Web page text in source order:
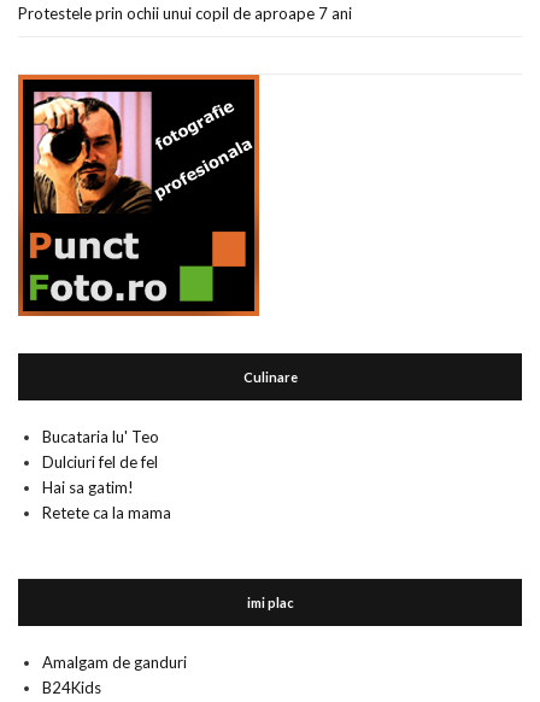
Protestele prin ochii unui copil de aproape 7 ani
Culinare
Bucataria lu' Teo
Dulciuri fel de fel
Hai sa gatim!
Retete ca la mama
imi plac
Amalgam de ganduri
B24Kids